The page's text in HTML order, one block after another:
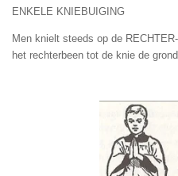
ENKELE KNIEBUIGING
Men knielt steeds op de
het rechterbeen tot de knie de